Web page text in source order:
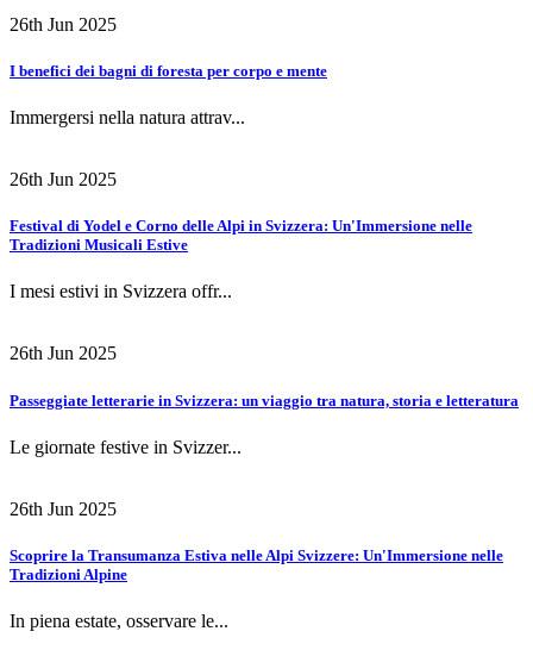
26th Jun 2025
I benefici dei bagni di foresta per corpo e mente
Immergersi nella natura attrav...
26th Jun 2025
Festival di Yodel e Corno delle Alpi in Svizzera: Un'Immersione nelle
Tradizioni Musicali Estive
I mesi estivi in Svizzera offr...
26th Jun 2025
Passeggiate letterarie in Svizzera: un viaggio tra natura, storia e letteratura
Le giornate festive in Svizzer...
26th Jun 2025
Scoprire la Transumanza Estiva nelle Alpi Svizzere: Un'Immersione nelle
Tradizioni Alpine
In piena estate, osservare le...